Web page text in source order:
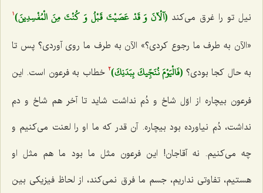
نیل تو را غرق می‌كند (آلْآنَ وَ قَدْ عَصَيْتَ قَبْلُ وَ كُنْتَ مِنَ الْمُفْسِدِينَ)1
«الآن به طرف ما رجوع كردی؟» الآن به طرف ما روی آوردی؟ پس تا
به حال كجا بودی؟ (فَالْيَوْمَ نُنَجِّيكَ بِبَدَنِكَ)2 خطاب به فرعون است. این
فرعون بیچاره از اوّل شاخ و دُم نداشت شاید تا آخر هم شاخ و دم
نداشت، دُم نیاورده بود بیچاره. آن قدر كه ما او را لعنت می‌كنیم و
چه می‌كنیم. نه آقاجان! این فرعون مثل ما بود ما هم مثل او
هستیم، تفاوتی نداریم، جسم ما فرق نمی‌كند، از لحاظ فیزیكی بین